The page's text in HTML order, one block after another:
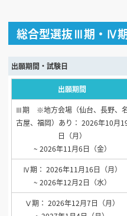
総合型選抜Ⅲ期・Ⅳ
出願期間・試験日
出願期間
Ⅲ期 ※地方会場（仙台、長野、
古屋、福岡）あり： 2026年10月
日（月）
~ 2026年11月6日（金）
Ⅳ期： 2026年11月16日（月）
~ 2026年12月2日（水）
Ⅴ期： 2026年12月7日（月）